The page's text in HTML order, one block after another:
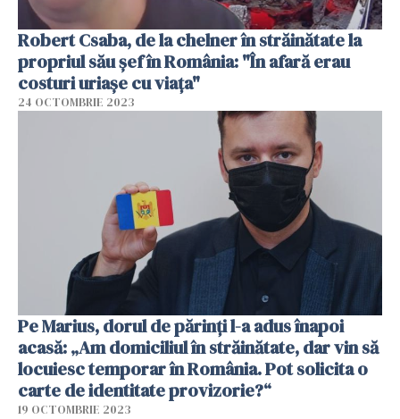
Robert Csaba, de la chelner în străinătate la
propriul său șef în România: "În afară erau
costuri uriașe cu viața"
24 OCTOMBRIE 2023
Pe Marius, dorul de părinți l-a adus înapoi
acasă: „Am domiciliul în străinătate, dar vin să
locuiesc temporar în România. Pot solicita o
carte de identitate provizorie?“
19 OCTOMBRIE 2023